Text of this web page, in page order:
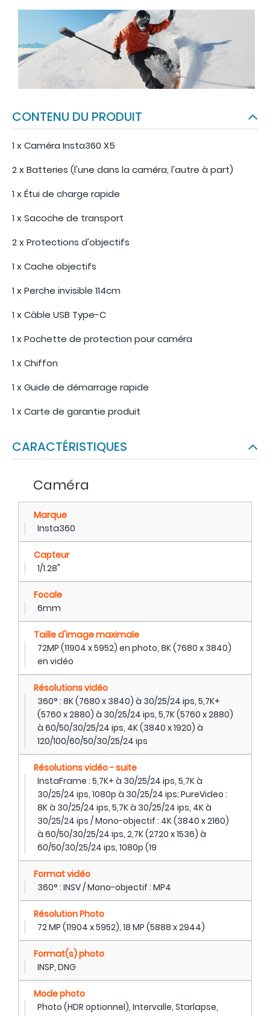
CONTENU DU PRODUIT
1 x Caméra Insta360 X5
2 x Batteries (l'une dans la caméra, l'autre à part)
1 x Étui de charge rapide
1 x Sacoche de transport
2 x Protections d'objectifs
1 x Cache objectifs
1 x Perche invisible 114cm
1 x Câble USB Type-C
1 x Pochette de protection pour caméra
1 x Chiffon
1 x Guide de démarrage rapide
1 x Carte de garantie produit
CARACTÉRISTIQUES
Caméra
Marque
Insta360
Capteur
1/1.28"
Focale
6mm
Taille d'image maximale
72MP (11904 x 5952) en photo, 8K (7680 x 3840)
en vidéo
Résolutions vidéo
360° : 8K (7680 x 3840) à 30/25/24 ips, 5,7K+
(5760 x 2880) à 30/25/24 ips, 5,7K (5760 x 2880)
à 60/50/30/25/24 ips, 4K (3840 x 1920) à
120/100/60/50/30/25/24 ips
Résolutions vidéo - suite
InstaFrame : 5,7K+ à 30/25/24 ips, 5,7K à
30/25/24 ips, 1080p à 30/25/24 ips; PureVideo :
8K à 30/25/24 ips, 5,7K à 30/25/24 ips, 4K à
30/25/24 ips / Mono-objectif : 4K (3840 x 2160)
à 60/50/30/25/24 ips, 2,7K (2720 x 1536) à
60/50/30/25/24 ips, 1080p (19
Format vidéo
360° : INSV / Mono-objectif : MP4
Résolution Photo
72 MP (11904 x 5952), 18 MP (5888 x 2944)
Format(s) photo
INSP, DNG
Mode photo
Photo (HDR optionnel), Intervalle, Starlapse,